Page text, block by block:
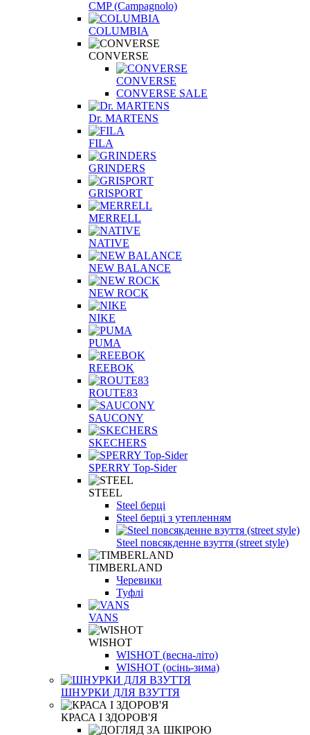
CMP (Campagnolo)
COLUMBIA
CONVERSE
CONVERSE
CONVERSE SALE
Dr. MARTENS
FILA
GRINDERS
GRISPORT
MERRELL
NATIVE
NEW BALANCE
NEW ROCK
NIKE
PUMA
REEBOK
ROUTE83
SAUCONY
SKECHERS
SPERRY Top-Sider
STEEL
Steel берці
Steel берці з утепленням
Steel повсякденне взуття (street style)
TIMBERLAND
Черевики
Туфлі
VANS
WISHOT
WISHOT (весна-літо)
WISHOT (осінь-зима)
ШНУРКИ ДЛЯ ВЗУТТЯ
КРАСА І ЗДОРОВ'Я